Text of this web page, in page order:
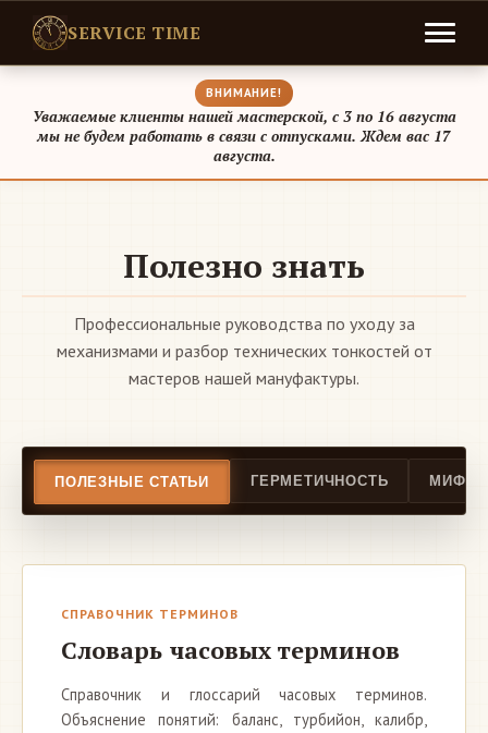
SERVICE TIME
ВНИМАНИЕ!
Уважаемые клиенты нашей мастерской, с 3 по 16 августа
мы не будем работать в связи с отпусками. Ждем вас 17
августа.
Полезно знать
Профессиональные руководства по уходу за
механизмами и разбор технических тонкостей от
мастеров нашей мануфактуры.
ПОЛЕЗНЫЕ СТАТЬИ ГЕРМЕТИЧНОСТЬ МИФЫ
СПРАВОЧНИК ТЕРМИНОВ
Словарь часовых терминов
Справочник и глоссарий часовых терминов.
Объяснение понятий: баланс, турбийон, калибр,